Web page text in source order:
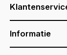
Informatie